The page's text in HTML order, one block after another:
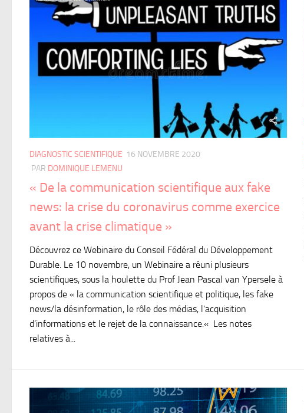
DIAGNOSTIC SCIENTIFIQUE 16 NOVEMBRE 2020
PAR DOMINIQUE LEMENU
« De la communication scientifique aux fake
news: la crise du coronavirus comme exercice
avant la crise climatique »
Découvrez ce Webinaire du Conseil Fédéral du Développement
Durable. Le 10 novembre, un Webinaire a réuni plusieurs
scientifiques, sous la houlette du Prof Jean Pascal van Ypersele à
propos de « la communication scientifique et politique, les fake
news/la désinformation, le rôle des médias, l’acquisition
d’informations et le rejet de la connaissance.« Les notes
relatives à...